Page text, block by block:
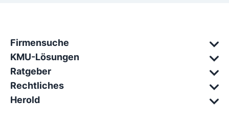
Firmensuche
KMU-Lösungen
Ratgeber
Rechtliches
Herold